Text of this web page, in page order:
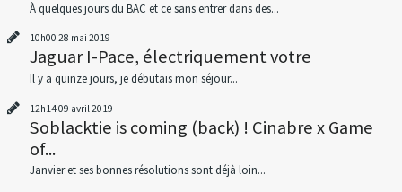
À quelques jours du BAC et ce sans entrer dans des...
10h00 28 mai 2019
Jaguar I-Pace, électriquement votre
Il y a quinze jours, je débutais mon séjour...
12h1409 avril 2019
Soblacktie is coming (back) ! Cinabre x Game
of...
Janvier et ses bonnes résolutions sont déjà loin...